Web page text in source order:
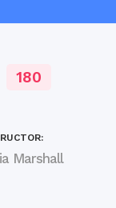
180
Marshall